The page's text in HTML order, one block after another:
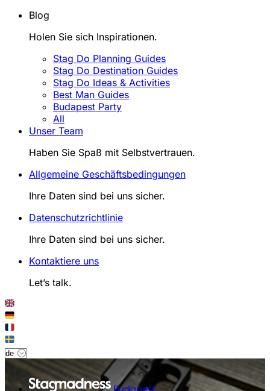
Blog
Holen Sie sich Inspirationen.
Stag Do Planning Guides
Stag Do Destination Guides
Stag Do Ideas & Activities
Best Man Guides
Budapest Party
All
Unser Team
Haben Sie Spaß mit Selbstvertrauen.
Allgemeine Geschäftsbedingungen
Ihre Daten sind bei uns sicher.
Datenschutzrichtlinie
Ihre Daten sind bei uns sicher.
Kontaktiere uns
Let’s talk.